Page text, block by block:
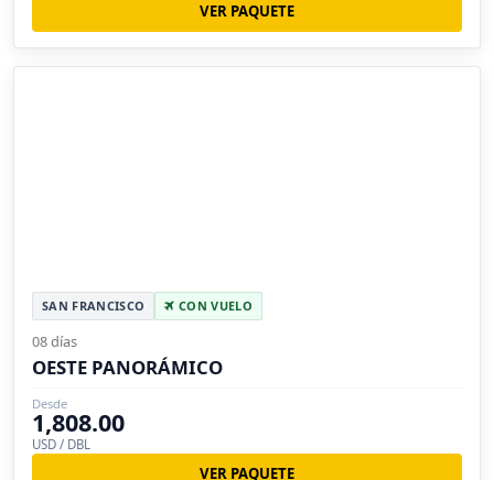
VER PAQUETE
SAN FRANCISCO CON VUELO
08 días
OESTE PANORÁMICO
Desde
1,808.00
USD / DBL
VER PAQUETE